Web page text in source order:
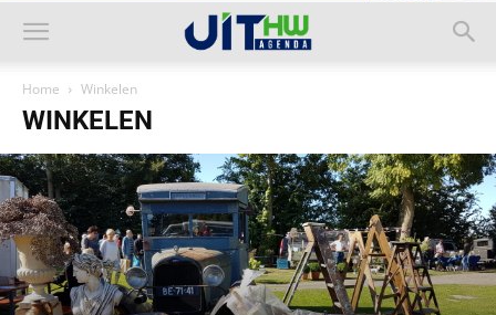
Home Winkelen
WINKELEN